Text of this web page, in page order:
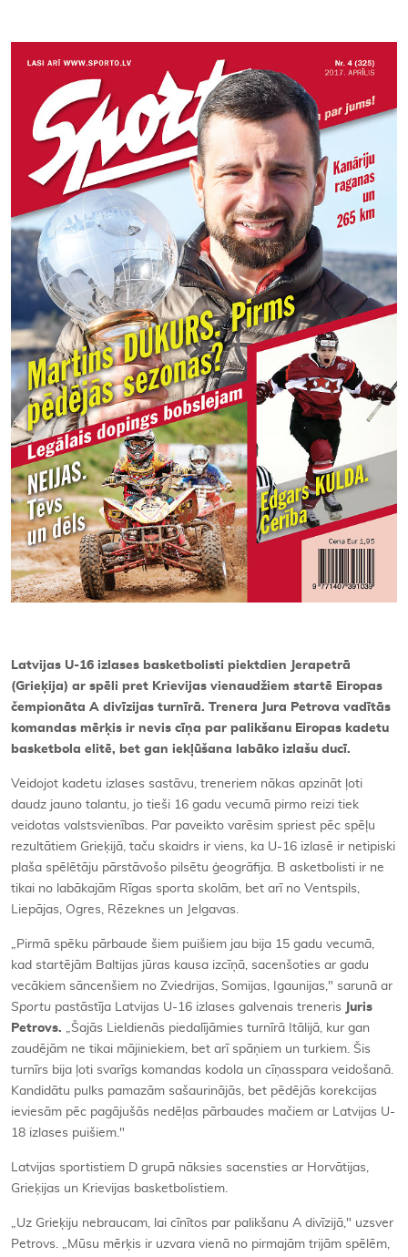
Latvijas U-16 izlases basketbolisti piektdien Jerapetrā
(Grieķija) ar spēli pret Krievijas vienaudžiem startē Eiropas
čempionāta A divīzijas turnīrā. Trenera Jura Petrova vadītās
komandas mērķis ir nevis cīņa par palikšanu Eiropas kadetu
basketbola elitē, bet gan iekļūšana labāko izlašu ducī.
Veidojot kadetu izlases sastāvu, treneriem nākas apzināt ļoti
daudz jauno talantu, jo tieši 16 gadu vecumā pirmo reizi tiek
veidotas valstsvienības. Par paveikto varēsim spriest pēc spēļu
rezultātiem Grieķijā, taču skaidrs ir viens, ka U-16 izlasē ir netipiski
plaša spēlētāju pārstāvošo pilsētu ģeogrāfija. B asketbolisti ir ne
tikai no labākajām Rīgas sporta skolām, bet arī no Ventspils,
Liepājas, Ogres, Rēzeknes un Jelgavas.
„Pirmā spēku pārbaude šiem puišiem jau bija 15 gadu vecumā,
kad startējām Baltijas jūras kausa izcīņā, sacenšoties ar gadu
vecākiem sāncenšiem no Zviedrijas, Somijas, Igaunijas," sarunā ar
Sportu pastāstīja Latvijas U-16 izlases galvenais treneris
Juris
Petrovs. „Šajās Lieldienās piedalījāmies turnīrā Itālijā, kur gan
zaudējām ne tikai mājiniekiem, bet arī spāņiem un turkiem. Šis
turnīrs bija ļoti svarīgs komandas kodola un cīņasspara veidošanā.
Kandidātu pulks pamazām sašaurinājās, bet pēdējās korekcijas
ieviesām pēc pagājušās nedēļas pārbaudes mačiem ar Latvijas U-
18 izlases puišiem."
Latvijas sportistiem D grupā nāksies sacensties ar Horvātijas,
Grieķijas un Krievijas basketbolistiem.
„Uz Grieķiju nebraucam, lai cīnītos par palikšanu A divīzijā," uzsver
Petrovs. „Mūsu mērķis ir uzvara vienā no pirmajām trijām spēlēm,